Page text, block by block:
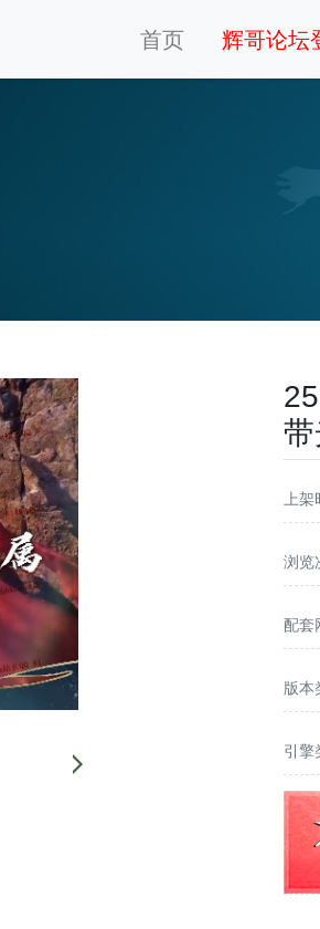
首页 辉哥论坛
上
浏览
配套
版本
引擎